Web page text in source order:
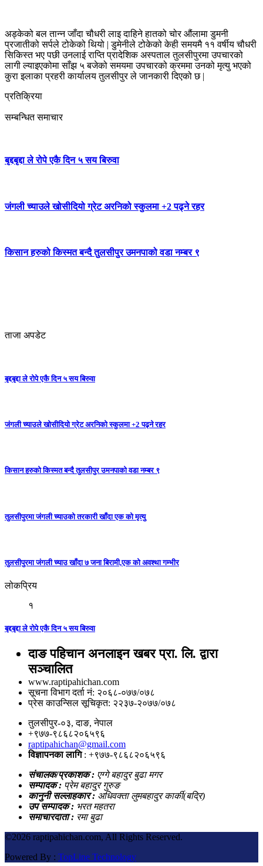
अड्केको बल तान्न जाँदा चौधरी लाइ दाहिने हातको चोर औंलामा डुमनी
प्रजातीको सर्पले टोकेको थियो | डुमेनीले टोकेको केही समयमै ११ वर्षीय चौधरी
सिकिस्त भए पछी उनलाई राप्ति प्रादेशिक अस्पताल तुलसीपुरमा उपचारको
लागी ल्याइएकोमा साँझ ५ बजेको समयमा उपचारको क्रममा उनको मृत्यु भएको
कुरा इलाका प्रहरी कार्यालय तुलसीपुर ले जानकारी दिएको छ |
प्रतिक्रिया
सम्बन्धित समाचार
बृद्दबृद्दा ले रोपे एकै दिन ५ सय बिरुवा
जंगली च्याउले खोसीदियो ग्रेट अरनिको स्कुलमा +2 पढ्ने रहर
किसान हरुको किस्मत बन्दै तुलसीपुर उमनपाको वडा नम्बर ९
ताजा अपडेट
बृद्दबृद्दा ले रोपे एकै दिन ५ सय बिरुवा
जंगली च्याउले खोसीदियो ग्रेट अरनिको स्कुलमा +2 पढ्ने रहर
किसान हरुको किस्मत बन्दै तुलसीपुर उमनपाको वडा नम्बर ९
तुलसीपुरमा जंगली च्याउको तरकारी खाँदा एक को मृत्यु
तुलसीपुरमा जंगली च्याउ खाँदा ७ जना बिरामी,एक को अवश्था गम्भीर
लोकप्रिय
१
बृद्दबृद्दा ले रोपे एकै दिन ५ सय बिरुवा
दाङ पहिचान अनलाइन खबर प्रा. लि. द्वारा
सञ्चालित
www.raptipahichan.com
सूचना विभाग दर्ता नं: २०६८-०७७/०७८
प्रेस काउन्सिल सूचिकृत: २२३७-२०७७/०७८
तुलसीपुर-०३, दाङ, नेपाल
+९७७-९८६८२०६५९६
raptipahichan@gmail.com
विज्ञापनका लागि: +९७७-९८६८२०६५९६
संचालक/प्रकाशक : एग्गे बहादुर बुढा मगर
सम्पादक : प्रेम बहादुर गुरुङ
कानुनी सल्लाहकार : अधिवक्ता लुमबहादुर कार्की(बद्रि)
उप सम्पादक : भरत महतरा
समाचारदाता : रमा बुढा
©2026 raptipahichan.com, All Rights Reserved.
Powered By : TopLine Technology